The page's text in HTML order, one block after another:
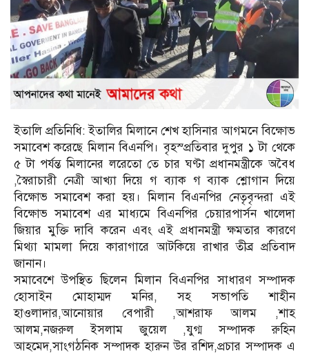
ইতালি প্রতিনিধি: ইতালির মিলানে শেখ হাসিনার আগমনে বিক্ষোভ
সমাবেশ করেছে মিলান বিএনপি। বৃহস্প্রতিবার দুপুর ১ টা থেকে
৫ টা পর্যন্ত মিলানের লরেতো তে চার ঘণ্টা প্রধানমন্ত্রীকে অবৈধ
,স্বৈরাচারী নেত্রী আখ্যা দিয়ে গ ব্যাক গ ব্যাক শ্লোগান দিয়ে
বিক্ষোভ সমাবেশ করা হয়। মিলান বিএনপির নেতৃবৃন্দরা এই
বিক্ষোভ সমাবেশ এর মাধ্যমে বিএনপির চেয়ারপার্সন খালেদা
জিয়ার মুক্তি দাবি করেন এবং এই প্রধানমন্ত্রী ক্ষমতার কারণে
মিথ্যা মামলা দিয়ে কারাগারে আটকিয়ে রাখার তীব্র প্রতিবাদ
জানান।
সমাবেশে উপস্থিত ছিলেন মিলান বিএনপির সাধারণ সম্পাদক
হোসাইন মোহাম্মদ মনির, সহ সভাপতি শাহীন
হাওলাদার,আনোয়ার বেপারী ,আশরাফ আলম ,শাহ
আলম,নজরুল ইসলাম জুয়েল ,যুগ্ম সম্পাদক রুহিন
আহমেদ,সাংগঠনিক সম্পাদক হারুন উর রশিদ,প্রচার সম্পাদক এ